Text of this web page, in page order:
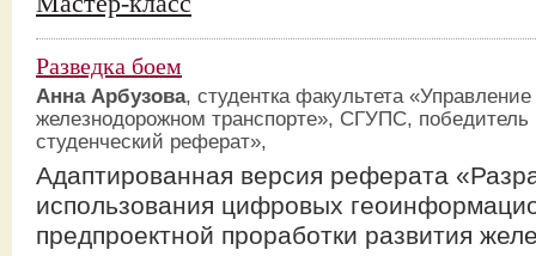
Разведка боем
Анна Арбузова, студентка факультета
железнодорожном транспорте», CГУПС,
студенческий реферат»,
Адаптированная версия реферата
использования цифровых
предпроектной проработки развития